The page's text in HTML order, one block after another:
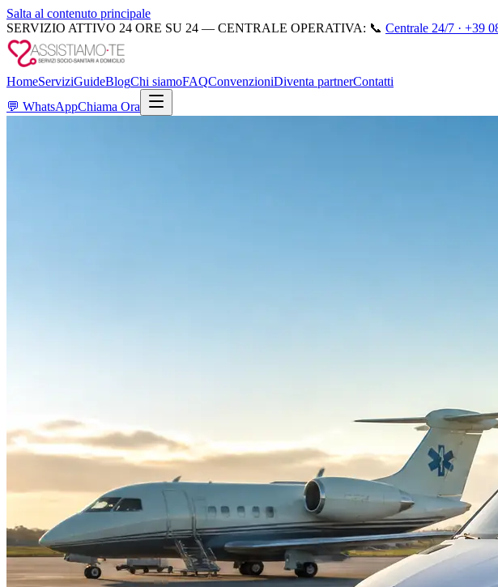
Salta al contenuto principale
SERVIZIO ATTIVO 24 ORE SU 24 — CENTRALE OPERATIVA: 📞 Centrale 24/7 · +39
HomeServiziGuideBlogChi siamoFAQConvenzioniDiventa partnerContatti
💬 WhatsAppChiama Ora